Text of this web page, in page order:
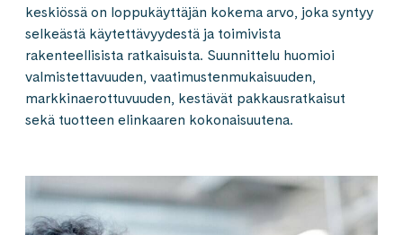
keskiössä on loppukäyttäjän kokema arvo, joka syntyy
selkeästä käytettävyydestä ja toimivista
rakenteellisista ratkaisuista. Suunnittelu huomioi
valmistettavuuden, vaatimustenmukaisuuden,
markkinaerottuvuuden, kestävät pakkausratkaisut
sekä tuotteen elinkaaren kokonaisuutena.